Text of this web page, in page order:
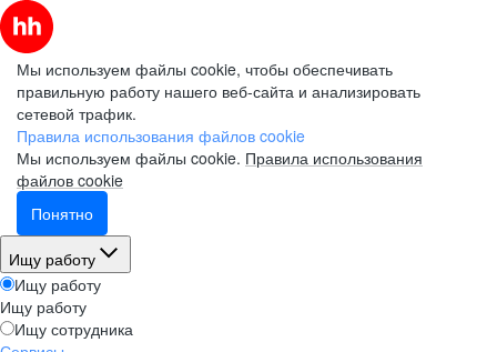
Мы используем файлы cookie, чтобы обеспечивать
правильную работу нашего веб-сайта и анализировать
сетевой трафик.
Правила использования файлов cookie
Мы используем файлы cookie. Правила использования
файлов cookie
Понятно
Ищу работу
Ищу работу
Ищу работу
Ищу сотрудника